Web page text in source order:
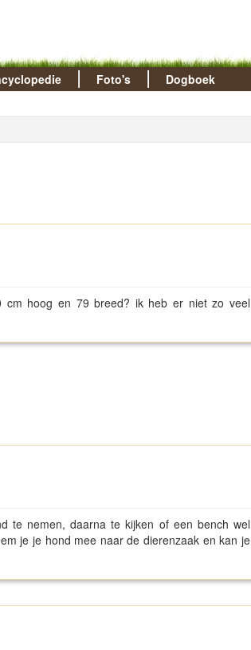
Foto's Dogboek
hoog en 79 breed? ik heb er niet zo veel
te nemen, daarna te kijken of een bench wel
je je hond mee naar de dierenzaak en kan je